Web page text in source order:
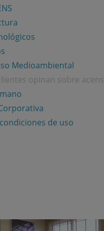
Medioambiental
opinan sobre acens
de uso